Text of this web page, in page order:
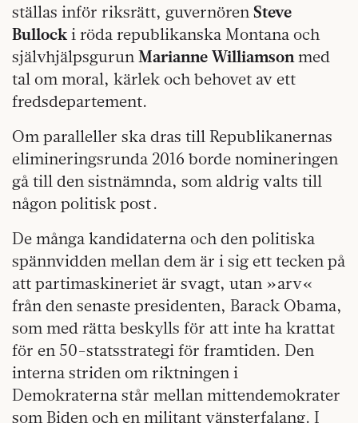
ställas inför riksrätt, guvernören Steve
Bullock i röda republikanska Montana och
självhjälpsgurun Marianne Williamson med
tal om moral, kärlek och behovet av ett
fredsdepartement.
Om paralleller ska dras till Republikanernas
elimineringsrunda 2016 borde nomineringen
gå till den sistnämnda, som aldrig valts till
någon politisk post .
De många kandidaterna och den politiska
spännvidden mellan dem är i sig ett tecken på
att partimaskineriet är svagt, utan »arv«
från den senaste presidenten, Barack Obama,
som med rätta beskylls för att inte ha krattat
för en 50-statsstrategi för framtiden. Den
interna striden om riktningen i
Demokraterna står mellan mittendemokrater
som Biden och en militant vänsterfalang. I